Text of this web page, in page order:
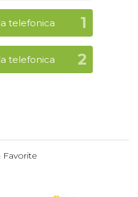
telefonica
telefonica